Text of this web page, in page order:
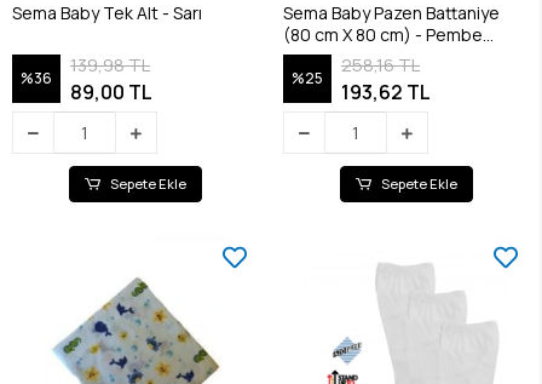
Sema Baby Tek Alt - Sarı
%36
139,98 TL
89,00 TL
Sepete Ekle
Sema Baby Pazen Battaniye
(80 cm X 80 cm) - Pembe
8682476853117
%25
258,16 TL
193,62 TL
Sepete Ekle